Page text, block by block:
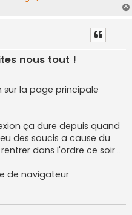
nous tout !
la page principale
ça dure depuis quand
des soucis a cause du
dans l'ordre ce soir...
de navigateur